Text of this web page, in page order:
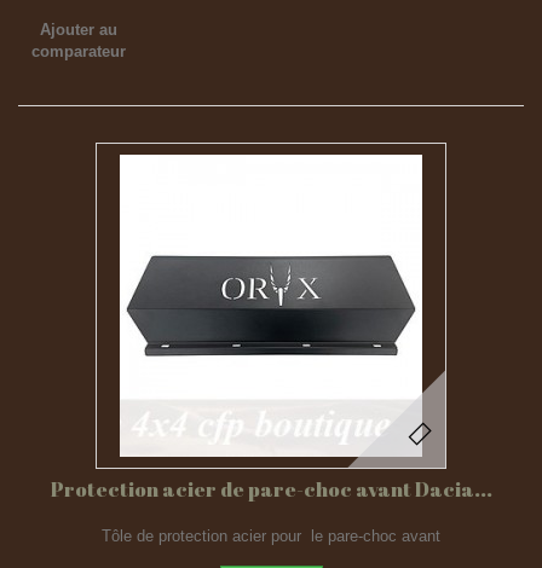
Ajouter au
comparateur
Protection acier de pare-choc avant Dacia...
Tôle de protection acier pour le pare-choc avant